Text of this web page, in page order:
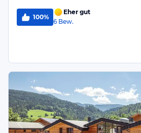
100%
Eher gut
6 Bew.